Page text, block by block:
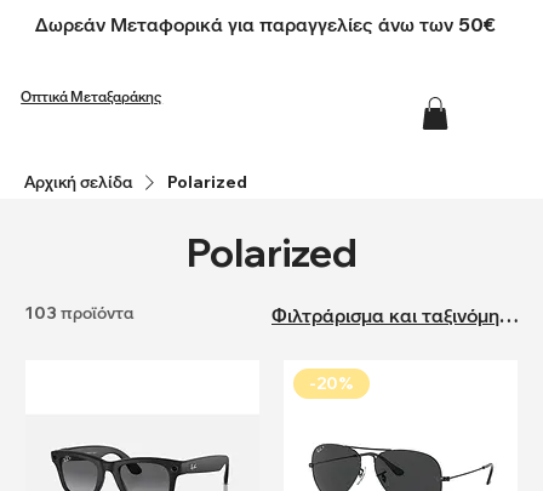
Δωρεάν Μεταφορικά για παραγγελίες άνω των 50€
Οπτικά Μεταξαράκης
Αρχική σελίδα Polarized
Polarized
103 προϊόντα Φιλτράρισμα και ταξινόμηση
-20%